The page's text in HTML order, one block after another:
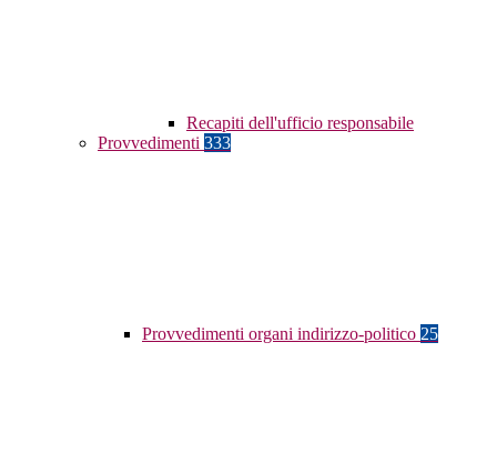
Recapiti dell'ufficio responsabile
Provvedimenti 333
Provvedimenti organi indirizzo-politico 25